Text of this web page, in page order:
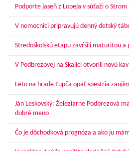
Podporte jaseň z Lopeja v súťaži o
V nemocnici pripravujú denný detský
Stredoškolskú etapu zavŕšili maturitou
V Podbrezovej na Skalici otvorili novú
Leto na hrade Ľupča opäť spestria
Ján Leskovský: Železiarne Podbrezová
dobré meno
Čo je dôchodková prognóza a ako ju